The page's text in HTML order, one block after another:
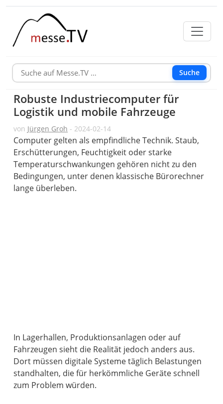
Suche
Robuste Industriecomputer für
Logistik und mobile Fahrzeuge
von Jürgen Groh - 2024-02-14
Computer gelten als empfindliche Technik. Staub,
Erschütterungen, Feuchtigkeit oder starke
Temperaturschwankungen gehören nicht zu den
Bedingungen, unter denen klassische Bürorechner
lange überleben.
In Lagerhallen, Produktionsanlagen oder auf
Fahrzeugen sieht die Realität jedoch anders aus.
Dort müssen digitale Systeme täglich Belastungen
standhalten, die für herkömmliche Geräte schnell
zum Problem würden.